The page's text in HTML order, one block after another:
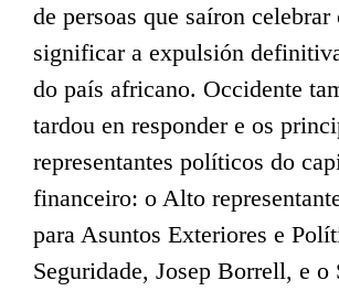
de persoas que saíron celebrar
significar a expulsión
do país africano. Occidente
tardou en responder e os
representantes políticos do
financeiro: o Alto
para Asuntos Exteriores e
Seguridade, Josep Borrell, e o